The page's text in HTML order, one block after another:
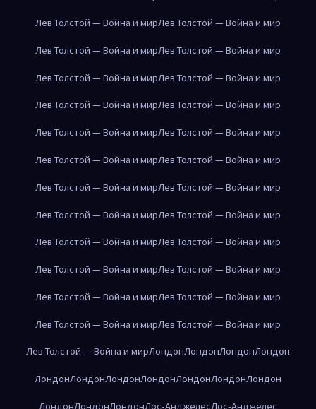
Лев Толстой — Война и мирЛев Толстой — Война и мир
Лев Толстой — Война и мирЛев Толстой — Война и мир
Лев Толстой — Война и мирЛев Толстой — Война и мир
Лев Толстой — Война и мирЛев Толстой — Война и мир
Лев Толстой — Война и мирЛев Толстой — Война и мир
Лев Толстой — Война и мирЛев Толстой — Война и мир
Лев Толстой — Война и мирЛев Толстой — Война и мир
Лев Толстой — Война и мирЛев Толстой — Война и мир
Лев Толстой — Война и мирЛев Толстой — Война и мир
Лев Толстой — Война и мирЛев Толстой — Война и мир
Лев Толстой — Война и мирЛев Толстой — Война и мир
Лев Толстой — Война и мирЛев Толстой — Война и мир
Лев Толстой — Война и мирЛондонЛондонЛондонЛондон
ЛондонЛондонЛондонЛондонЛондонЛондонЛондон
ЛондонЛондонЛондонЛос-АнджелесЛос-Анджелес